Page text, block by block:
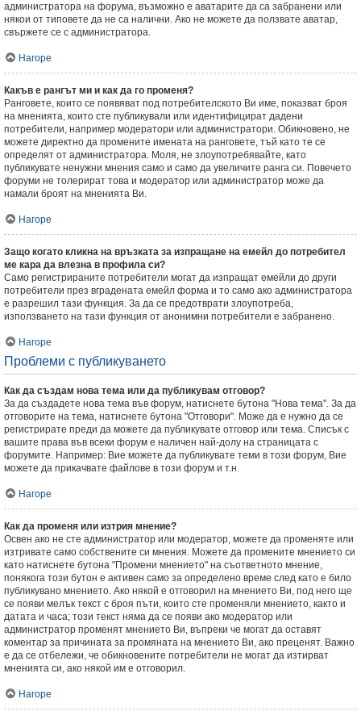
администратора на форума, възможно е аватарите да са забранени или
някои от типовете да не са налични. Ако не можете да ползвате аватар,
свържете се с администратора.
Нагоре
Какъв е рангът ми и как да го променя?
Ранговете, които се появяват под потребителското Ви име, показват броя
на мненията, които сте публикували или идентифицират дадени
потребители, например модератори или администратори. Обикновено, не
можете директно да промените имената на ранговете, тъй като те се
определят от администратора. Моля, не злоупотребявайте, като
публикувате ненужни мнения само и само да увеличите ранга си. Повечето
форуми не толерират това и модератор или администратор може да
намали броят на мненията Ви.
Нагоре
Защо когато кликна на връзката за изпращане на емейл до потребител
ме кара да влезна в профила си?
Само регистрираните потребители могат да изпращат емейли до други
потребители през вградената емейл форма и то само ако администратора
е разрешил тази функция. За да се предотврати злоупотреба,
използването на тази функция от анонимни потребители е забранено.
Нагоре
Проблеми с публикуването
Как да създам нова тема или да публикувам отговор?
За да създадете нова тема във форум, натиснете бутона "Нова тема". За да
отговорите на тема, натиснете бутона "Отговори". Може да е нужно да се
регистрирате преди да можете да публикувате отговор или тема. Списък с
вашите права във всеки форум е наличен най-долу на страницата с
форумите. Например: Вие можете да публикувате теми в този форум, Вие
можете да прикачвате файлове в този форум и т.н.
Нагоре
Как да променя или изтрия мнение?
Освен ако не сте администратор или модератор, можете да променяте или
изтривате само собствените си мнения. Можете да промените мнението си
като натиснете бутона "Промени мнението" на съответното мнение,
понякога този бутон е активен само за определено време след като е било
публикувано мнението. Ако някой е отговорил на мнението Ви, под него ще
се появи мелък текст с броя пъти, които сте променяли мнението, както и
датата и часа; този текст няма да се появи ако модератор или
администратор променят мнението Ви, въпреки че могат да оставят
коментар за причината за промяната на мнението Ви, ако преценят. Важно
е да се отбележи, че обикновените потребители не могат да изтирват
мненията си, ако някой им е отговорил.
Нагоре